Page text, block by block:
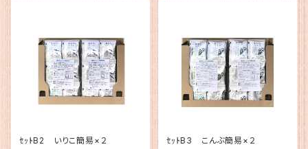
ｾｯﾄB2 いりこ簡易×２ ｾｯﾄB3 こんぶ簡易×２